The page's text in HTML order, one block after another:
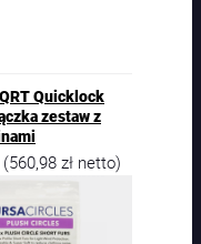
Quicklock
zestaw z
(560,98 zł netto)